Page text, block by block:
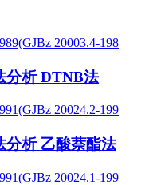
20003.4-198
分析 DTNB法
20024.2-199
分析 乙酸萘酯法
20024.1-199